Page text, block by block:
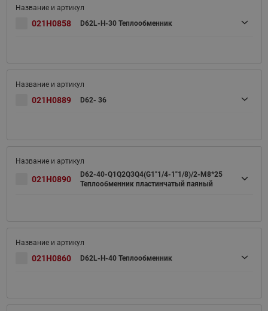
021H0858 D62L-H-30 Теплообменник
021H0889 D62- 36
021H0890
D62-40-Q1Q2Q3Q4(G1"1/4-1"1/8)/2-M8*25
Теплообменник пластинчатый паяный
021H0860 D62L-H-40 Теплообменник